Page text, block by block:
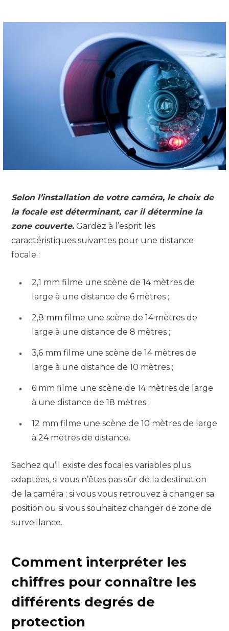
Selon l’installation de votre caméra, le choix de
la focale est déterminant, car il détermine la
zone couverte. Gardez à l’esprit les
caractéristiques suivantes pour une distance
focale :
2,1 mm filme une scène de 14 mètres de
large à une distance de 6 mètres ;
2,8 mm filme une scène de 14 mètres de
large à une distance de 8 mètres ;
3,6 mm filme une scène de 14 mètres de
large à une distance de 10 mètres ;
6 mm filme une scène de 14 mètres de large
à une distance de 18 mètres ;
12 mm filme une scène de 10 mètres de large
à 24 mètres de distance.
Sachez qu’il existe des focales variables plus
adaptées, si vous n’êtes pas sûr de la destination
de la caméra ; si vous vous retrouvez à changer sa
position ou si vous souhaitez changer de zone de
surveillance.
Comment interpréter les
chiffres pour connaître les
différents degrés de
protection